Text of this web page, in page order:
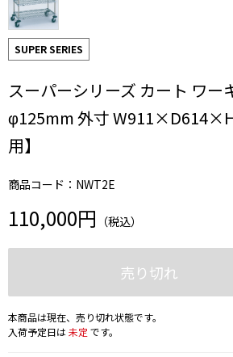
SUPER SERIES
スーパーシリーズ カート ワー
φ125mm 外寸
用】
商品コード：NWT2E
110,000円 （税込）
売り切れ
本商品は現在、売り切れ状態です。
入荷予定日は未定 です。